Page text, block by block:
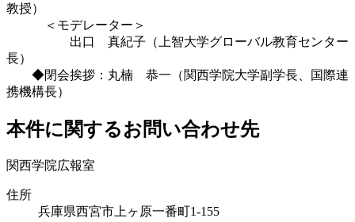
教授）
＜モデレーター＞
出口 真紀子（上智大学グローバル教育センター
長）
◆閉会挨拶：丸楠 恭一（関西学院大学副学長、国際連
携機構長）
本件に関するお問い合わせ先
関西学院広報室
住所
兵庫県西宮市上ヶ原一番町1-155